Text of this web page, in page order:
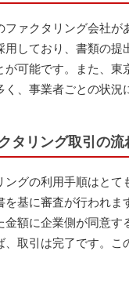
ファクタリング会社
用しており、書類の
が可能です。また、
く、事業者ごとの状況
タリング取引の流
ングの利用手順はと
を基に審査が行われ
金額に企業側が同意
、取引は完了です。